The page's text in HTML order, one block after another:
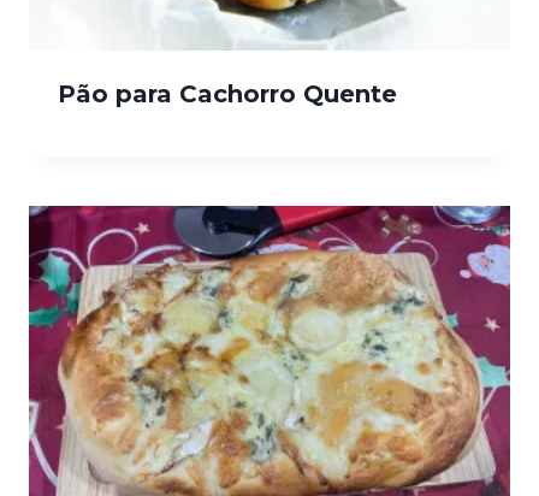
Pão para Cachorro Quente